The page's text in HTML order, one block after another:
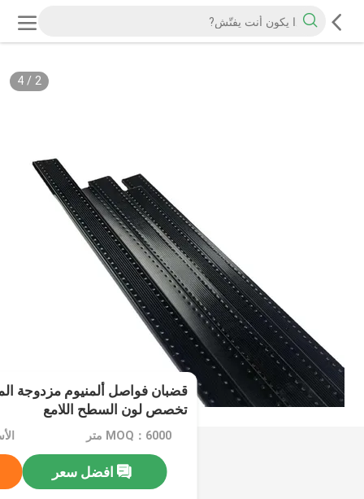
2
/
4
تخصص لون السطح اللامع
MOQ：6000 متر
افضل سعر